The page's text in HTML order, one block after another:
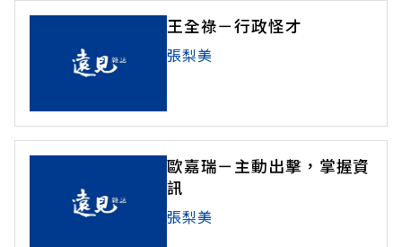
王全祿－行政怪才
張梨美
歐嘉瑞－主動出擊，掌握資
訊
張梨美